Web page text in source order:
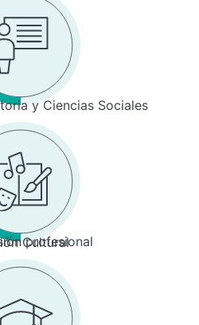
y Ciencias Sociales
profesional
Cultural